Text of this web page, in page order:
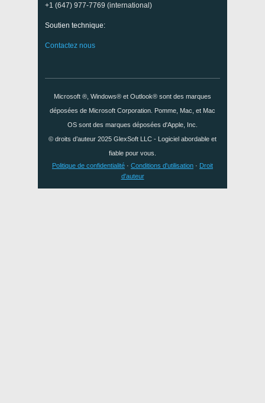
+1 (647) 977-7769 (international)
Soutien technique:
Contactez nous
Microsoft ®, Windows® et Outlook® sont des marques
déposées de Microsoft Corporation. Pomme, Mac, et Mac
OS sont des marques déposées d'Apple, Inc.
© droits d’auteur 2025 GlexSoft LLC - Logiciel abordable et
fiable pour vous.
Politique de confidentialité · Conditions d'utilisation · Droit
d'auteur